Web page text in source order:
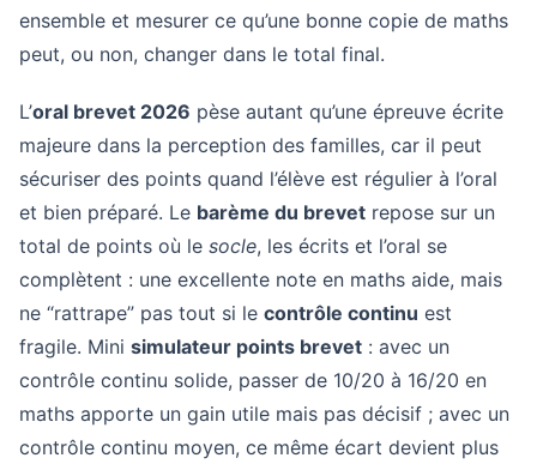
ensemble et mesurer ce qu’une bonne copie de maths
peut, ou non, changer dans le total final.
L’oral brevet 2026 pèse autant qu’une épreuve écrite
majeure dans la perception des familles, car il peut
sécuriser des points quand l’élève est régulier à l’oral
et bien préparé. Le barème du brevet repose sur un
total de points où le socle, les écrits et l’oral se
complètent : une excellente note en maths aide, mais
ne “rattrape” pas tout si le contrôle continu est
fragile. Mini simulateur points brevet : avec un
contrôle continu solide, passer de 10/20 à 16/20 en
maths apporte un gain utile mais pas décisif ; avec un
contrôle continu moyen, ce même écart devient plus